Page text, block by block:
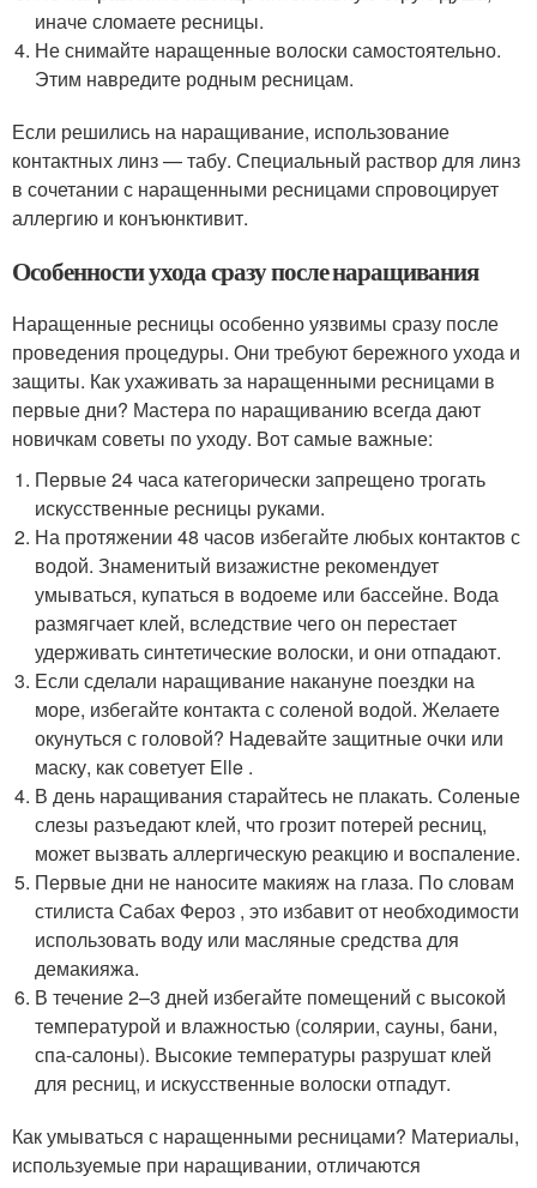
иначе сломаете ресницы.
Не снимайте наращенные волоски самостоятельно.
Этим навредите родным ресницам.
Если решились на наращивание, использование
контактных линз — табу. Специальный раствор для линз
в сочетании с наращенными ресницами спровоцирует
аллергию и конъюнктивит.
Особенности ухода сразу после наращивания
Наращенные ресницы особенно уязвимы сразу после
проведения процедуры. Они требуют бережного ухода и
защиты. Как ухаживать за наращенными ресницами в
первые дни? Мастера по наращиванию всегда дают
новичкам советы по уходу. Вот самые важные:
Первые 24 часа категорически запрещено трогать
искусственные ресницы руками.
На протяжении 48 часов избегайте любых контактов с
водой. Знаменитый визажистне рекомендует
умываться, купаться в водоеме или бассейне. Вода
размягчает клей, вследствие чего он перестает
удерживать синтетические волоски, и они отпадают.
Если сделали наращивание накануне поездки на
море, избегайте контакта с соленой водой. Желаете
окунуться с головой? Надевайте защитные очки или
маску, как советует Elle .
В день наращивания старайтесь не плакать. Соленые
слезы разъедают клей, что грозит потерей ресниц,
может вызвать аллергическую реакцию и воспаление.
Первые дни не наносите макияж на глаза. По словам
стилиста Сабах Фероз , это избавит от необходимости
использовать воду или масляные средства для
демакияжа.
В течение 2–3 дней избегайте помещений с высокой
температурой и влажностью (солярии, сауны, бани,
спа-салоны). Высокие температуры разрушат клей
для ресниц, и искусственные волоски отпадут.
Как умываться с наращенными ресницами? Материалы,
используемые при наращивании, отличаются